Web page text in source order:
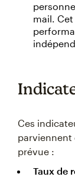
mail.
Ces
parviennent
prévue :
Taux de